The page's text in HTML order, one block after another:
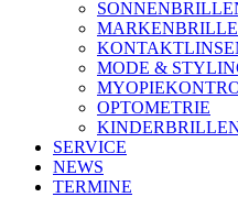
MODE &
OPTOMETRIE
SERVICE
NEWS
TERMINE